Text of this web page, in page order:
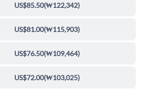
US$85.50(₩122,342)
US$81.00(₩115,903)
US$76.50(₩109,464)
US$72.00(₩103,025)